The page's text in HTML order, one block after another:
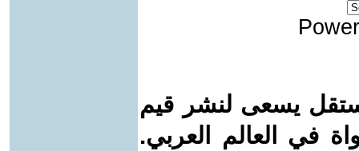
يسعى لنشر قيم
في العالم العربي.